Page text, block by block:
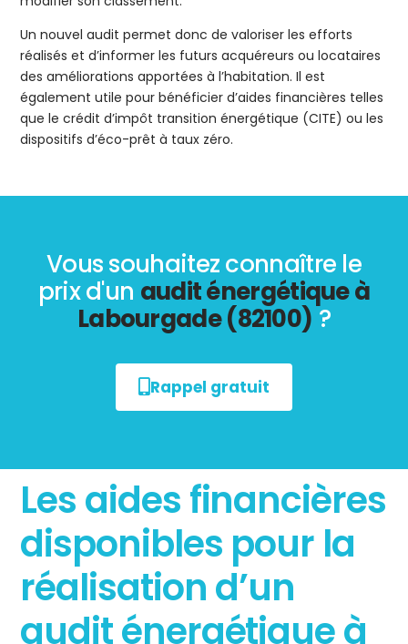
Un nouvel audit permet donc de valoriser les efforts
réalisés et d’informer les futurs acquéreurs ou locataires
des améliorations apportées à l’habitation. Il est
également utile pour bénéficier d’aides financières telles
que le crédit d’impôt transition énergétique (CITE) ou les
dispositifs d’éco-prêt à taux zéro.
Vous souhaitez connaître le
prix d'un audit énergétique à
Labourgade (82100) ?
Rappel gratuit
Les aides financières
disponibles pour la
réalisation d’un
audit énergétique à